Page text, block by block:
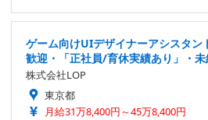
ゲーム向けUIデザイナーアシスタン
歓迎・「正社員/育休実績あり」・
株式会社LOP
東京都
月給31万8,400円～45万8,400円